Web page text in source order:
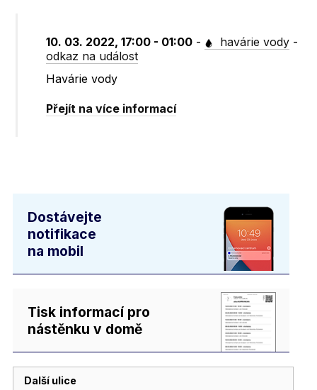
10. 03. 2022, 17:00 - 01:00 - havárie vody -
odkaz na událost
Havárie vody
Přejít na více informací
Dostávejte
notifikace
na mobil
Tisk informací pro
nástěnku v domě
Další ulice